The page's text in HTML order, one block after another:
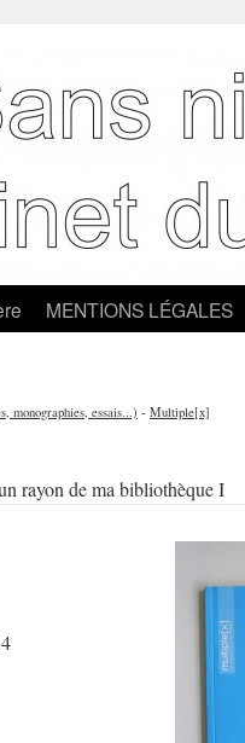
MENTIONS LÉGALES
monographies, essais...) - Multiple[x]
rayon de ma bibliothèque I